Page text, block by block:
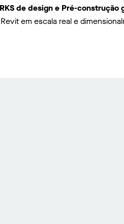
de design e Pré-construção
em escala real e